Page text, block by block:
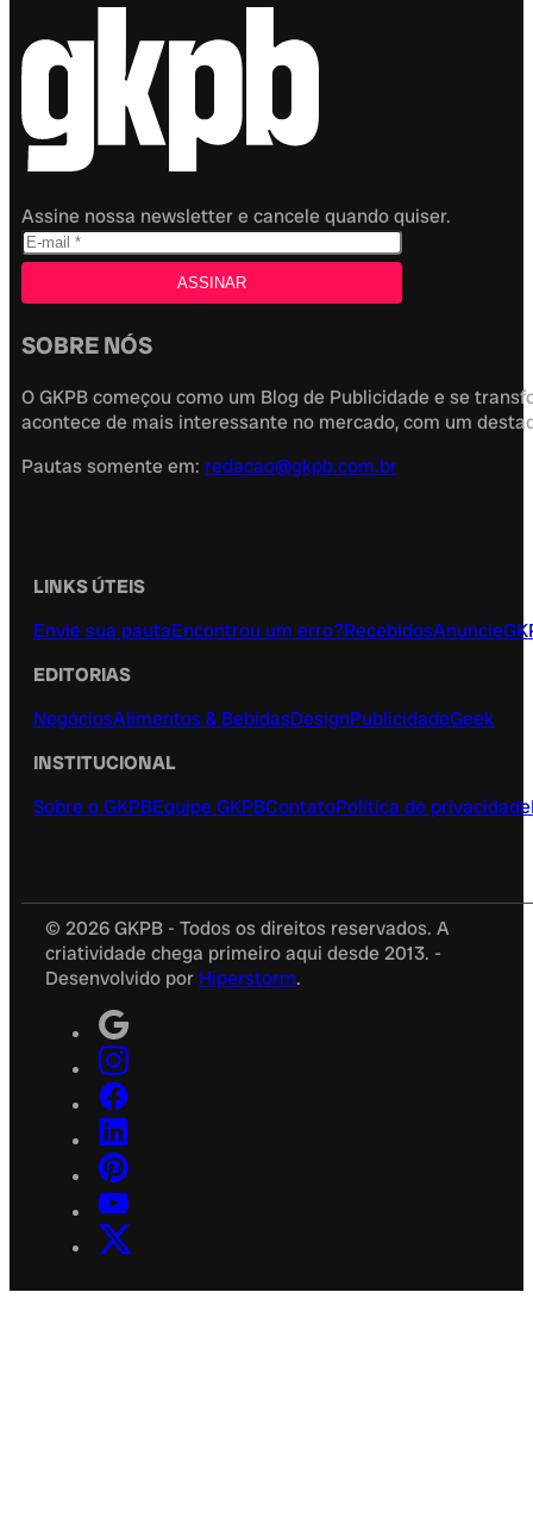
Assine nossa newsletter e cancele quando quiser.
SOBRE NÓS
O GKPB começou como um Blog de Publicidade e se
acontece de mais interessante no mercado, com um
Pautas somente em: redacao@gkpb.com.br
LINKS ÚTEIS
Envie sua pautaEncontrou um erro?RecebidosAnuncie
EDITORIAS
NegóciosAlimentos & BebidasDesignPublicidadeGeek
INSTITUCIONAL
Sobre o GKPBEquipe GKPBContatoPolítica de privacidade
© 2026 GKPB - Todos os direitos reservados. A
criatividade chega primeiro aqui desde 2013. -
Desenvolvido por Hiperstorm.